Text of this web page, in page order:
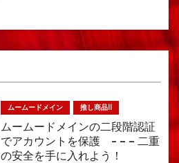
ムームードメイン 推し商品II
ムームードメインの二段階認証
でアカウントを保護 - – – 二重
の安全を手に入れよう！